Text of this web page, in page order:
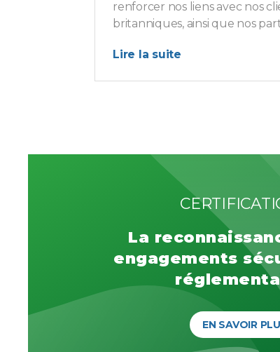
renforcer nos liens avec nos
britanniques, ainsi que nos
Lire la suite
La
engagements
EN SAVOIR